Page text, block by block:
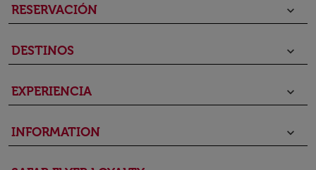
RESERVACIÓN keyboard_arrow_down
DESTINOS keyboard_arrow_down
EXPERIENCIA keyboard_arrow_down
INFORMATION keyboard_arrow_down